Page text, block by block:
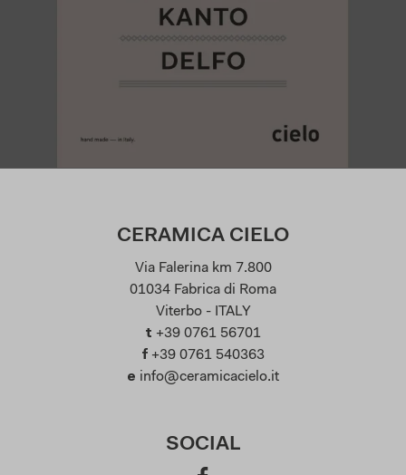
CERAMICA CIELO
Via Falerina km 7.800
01034 Fabrica di Roma
Viterbo - ITALY
t +39 0761 56701
f +39 0761 540363
e info@ceramicacielo.it
SOCIAL